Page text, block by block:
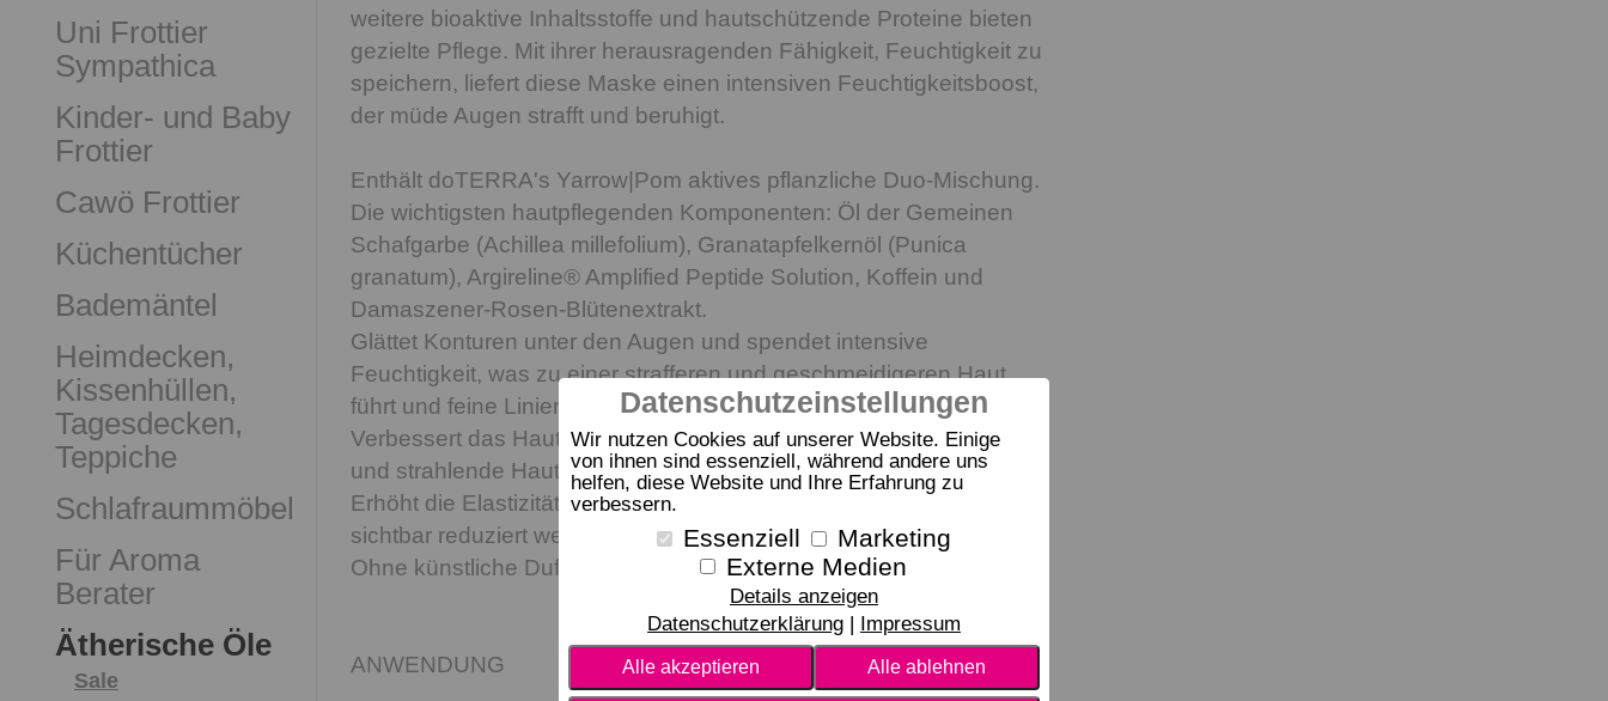
Datenschutzeinstellungen
Wir nutzen Cookies auf unserer Website. Einige
von ihnen sind essenziell, während andere uns
helfen, diese Website und Ihre Erfahrung zu
verbessern.
Essenziell
Marketing
Externe Medien
Details anzeigen
Datenschutzerklärung
Impressum
Alle akzeptieren Alle ablehnen
Uni Frottier
Sympathica
Kinder- und Baby
Frottier
Cawö Frottier
Küchentücher
Bademäntel
Heimdecken,
Kissenhüllen,
Tagesdecken,
Teppiche
Schlafraummöbel
Für Aroma
Berater
Ätherische Öle
Sale
weitere bioaktive Inhaltsstoffe und hautschützende Proteine bieten
gezielte Pflege. Mit ihrer herausragenden Fähigkeit, Feuchtigkeit zu
speichern, liefert diese Maske einen intensiven Feuchtigkeitsboost,
der müde Augen strafft und beruhigt.
Enthält doTERRA's Yarrow|Pom aktives pflanzliche Duo-Mischung.
Die wichtigsten hautpflegenden Komponenten: Öl der Gemeinen
Schafgarbe (Achillea millefolium), Granatapfelkernöl (Punica
granatum), Argireline® Amplified Peptide Solution, Koffein und
Damaszener-Rosen-Blütenextrakt.
Glättet Konturen unter den Augen und spendet intensive
Feuchtigkeit, was zu einer strafferen und geschmeidigeren Haut
führt und feine Linien reduziert.
Verbessert das Hautbild und sorgt für eine weiche, geschmeidige
und strahlende Haut.
Erhöht die Elastizität, wodurch feine Fältchen um die Augen
sichtbar reduziert werden.
Ohne künstliche Duftstoffe.
ANWENDUNG